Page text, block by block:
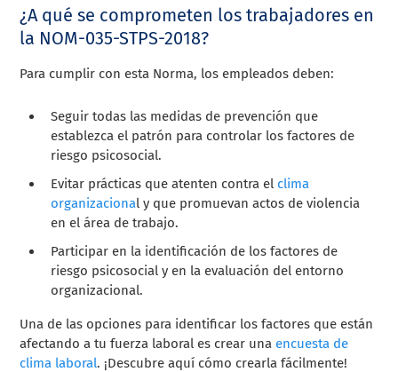
¿A qué se comprometen los trabajadores en
la NOM-035-STPS-2018?
Para cumplir con esta Norma, los empleados deben:
Seguir todas las medidas de prevención que
establezca el patrón para controlar los factores de
riesgo psicosocial.
Evitar prácticas que atenten contra el clima
organizacional y que promuevan actos de violencia
en el área de trabajo.
Participar en la identificación de los factores de
riesgo psicosocial y en la evaluación del entorno
organizacional.
Una de las opciones para identificar los factores que están
afectando a tu fuerza laboral es crear una encuesta de
clima laboral. ¡Descubre aquí cómo crearla fácilmente!